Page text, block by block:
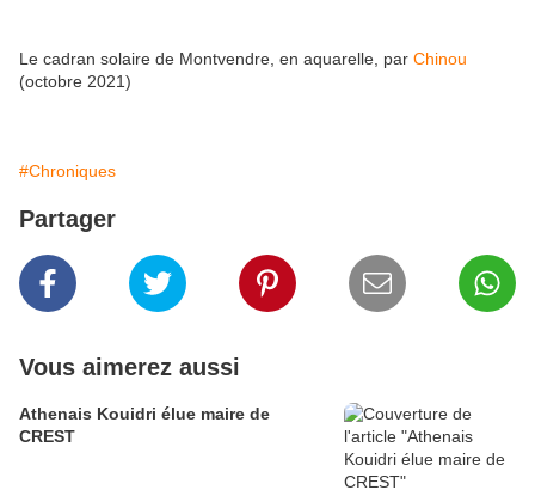
Le cadran solaire de Montvendre, en aquarelle, par Chinou
(octobre 2021)
#Chroniques
Partager
Vous aimerez aussi
Athenais Kouidri élue maire de
CREST